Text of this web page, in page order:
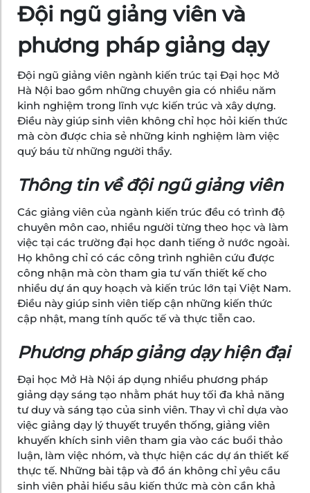
Đội ngũ giảng viên và
phương pháp giảng dạy
Đội ngũ giảng viên ngành kiến trúc tại Đại học Mở
Hà Nội bao gồm những chuyên gia có nhiều năm
kinh nghiệm trong lĩnh vực kiến trúc và xây dựng.
Điều này giúp sinh viên không chỉ học hỏi kiến thức
mà còn được chia sẻ những kinh nghiệm làm việc
quý báu từ những người thầy.
Thông tin về đội ngũ giảng viên
Các giảng viên của ngành kiến trúc đều có trình độ
chuyên môn cao, nhiều người từng theo học và làm
việc tại các trường đại học danh tiếng ở nước ngoài.
Họ không chỉ có các công trình nghiên cứu được
công nhận mà còn tham gia tư vấn thiết kế cho
nhiều dự án quy hoạch và kiến trúc lớn tại Việt Nam.
Điều này giúp sinh viên tiếp cận những kiến thức
cập nhật, mang tính quốc tế và thực tiễn cao.
Phương pháp giảng dạy hiện đại
Đại học Mở Hà Nội áp dụng nhiều phương pháp
giảng dạy sáng tạo nhằm phát huy tối đa khả năng
tư duy và sáng tạo của sinh viên. Thay vì chỉ dựa vào
việc giảng dạy lý thuyết truyền thống, giảng viên
khuyến khích sinh viên tham gia vào các buổi thảo
luận, làm việc nhóm, và thực hiện các dự án thiết kế
thực tế. Những bài tập và đồ án không chỉ yêu cầu
sinh viên phải hiểu sâu kiến thức mà còn cần khả